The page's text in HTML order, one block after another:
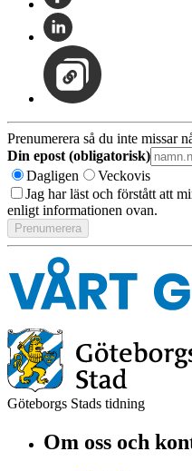
Prenumerera så du inte missar
Din epost (obligatorisk)
Dagligen
Veckovis
Jag har läst och förstått att
enligt informationen ovan.
Göteborgs Stads tidning
Om oss och